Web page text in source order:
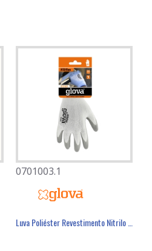
0701003.1
Luva Poliéster Revestimento Nitrilo Cinzento - GLOVA